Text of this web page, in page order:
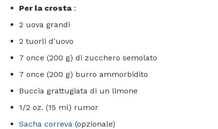
Per la crosta:
2 uova grandi
2 tuorli d'uovo
7 once (200 g) di zucchero semolato
7 once (200 g) burro ammorbidito
Buccia grattugiata di un limone
1/2 oz. (15 ml) rumor
Sacha correva (opzionale)